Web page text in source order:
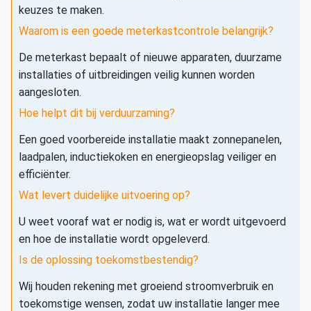
keuzes te maken.
Waarom is een goede meterkastcontrole belangrijk?
De meterkast bepaalt of nieuwe apparaten, duurzame
installaties of uitbreidingen veilig kunnen worden
aangesloten.
Hoe helpt dit bij verduurzaming?
Een goed voorbereide installatie maakt zonnepanelen,
laadpalen, inductiekoken en energieopslag veiliger en
efficiënter.
Wat levert duidelijke uitvoering op?
U weet vooraf wat er nodig is, wat er wordt uitgevoerd
en hoe de installatie wordt opgeleverd.
Is de oplossing toekomstbestendig?
Wij houden rekening met groeiend stroomverbruik en
toekomstige wensen, zodat uw installatie langer mee